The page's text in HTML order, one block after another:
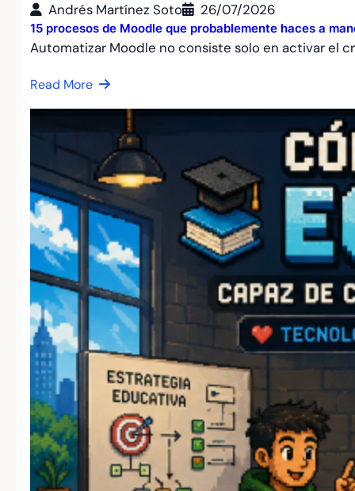
Andrés Martínez Soto 26/07/2026
15 procesos de Moodle que probablemente haces a
Automatizar Moodle no consiste solo en activar el
Read More